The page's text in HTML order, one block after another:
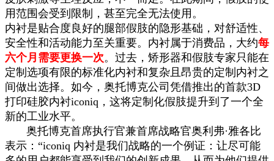
用范围会受到限制，甚至完全无法使用。
内衬是贴合度良好的腿部假肢的隐形基础，对舒适性、
安全性和活动能力至关重要。内衬属于消费品，大约每
六个月需要更换一次。过去，矫形器和假肢专家只能在
定制选项有限的标准化内衬和复杂且昂贵的定制内衬之
间做出选择。如今，奥托博克公司凭借推出的首款3D
打印硅胶内衬iconiq，这将定制化假肢提升到了一个全
新的工业水平。
奥托博克首席执行官兼首席战略官奥利弗·雅各比
表示：“iconiq 内衬是我们战略的一个例证：让尽可能